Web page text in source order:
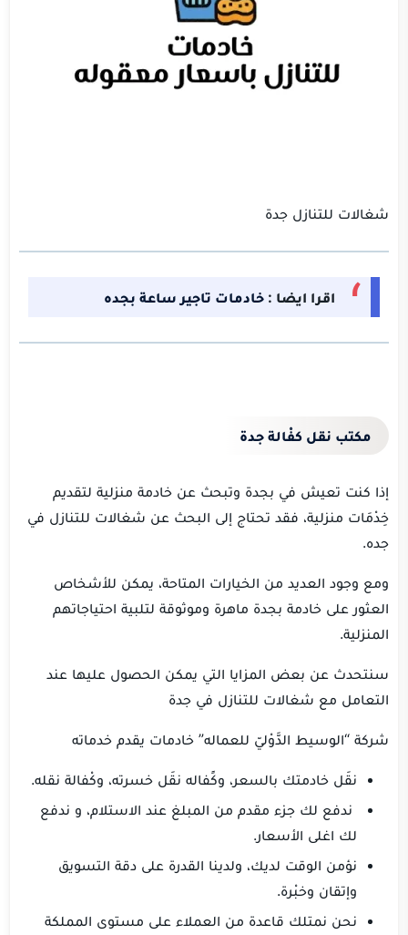
شغالات للتنازل جدة
اقرا ايضا : خادمات تاجير ساعة بجده
مكتب نقل كفْالة جدة
إذا كنت تعيش في بجدة وتبحث عن خادمة منزلية لتقديم
خِدْمَات منزلية، فقد تحتاج إلى البحث عن شغالات للتنازل في
جده.
ومع وجود العديد من الخيارات المتاحة، يمكن للأشخاص
العثور على خادمة بجدة ماهرة وموثوقة لتلبية احتياجاتهم
المنزلية.
سنتحدث عن بعض المزايا التي يمكن الحصول عليها عند
التعامل مع شغالات للتنازل في جدة
شركة “الوسيط الدَّوْليّ للعماله” خادمات يقدم خدماته
نقَل خادمتك بالسعر، وكًفاله نقَل خسرته، وكْفالة نقله.
ندفع لك جزء مقدم من المبلغ عند الاستلام، و ندفع
لك اغلى الأسعار.
نؤمن الوقت لديك، ولدينا القدرة على دقة التسويق
وإتقان وخبْرة.
نحن نمتلك قاعدة من العملاء على مستوى المملكة